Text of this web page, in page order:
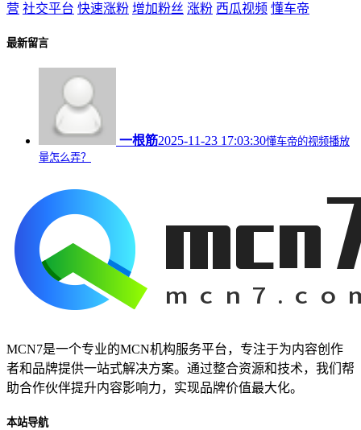
营 社交平台 快速涨粉 增加粉丝 涨粉 西瓜视频 懂车帝
最新留言
一根筋2025-11-23 17:03:30懂车帝的视频播放
量怎么弄？
MCN7是一个专业的MCN机构服务平台，专注于为内容创作
者和品牌提供一站式解决方案。通过整合资源和技术，我们帮
助合作伙伴提升内容影响力，实现品牌价值最大化。
本站导航